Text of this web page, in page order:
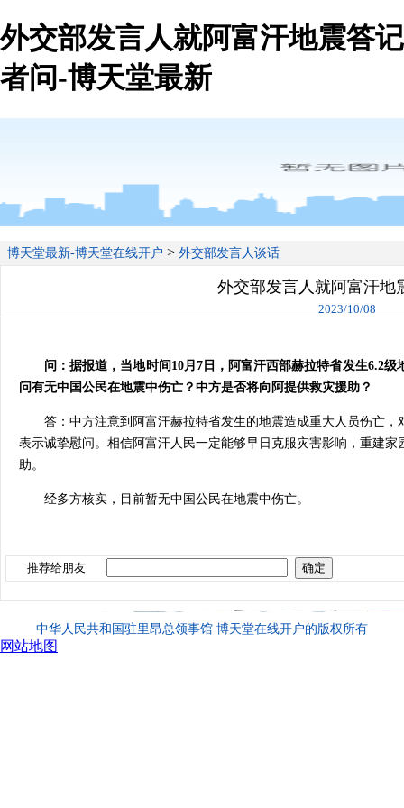
外交部发言人就阿富汗地震答记
者问-博天堂最新
博天堂最新-博天堂在线开户 > 外交部发言人谈话
外交部发言人就阿富汗地
2023/10/08
问：据报道，当地时间10月7日，阿富汗西部赫拉特省发生6.2
问有无中国公民在地震中伤亡？中方是否将向阿提供救灾援助？
答：中方注意到阿富汗赫拉特省发生的地震造成重大人员伤亡
表示诚挚慰问。相信阿富汗人民一定能够早日克服灾害影响，重建
助。
经多方核实，目前暂无中国公民在地震中伤亡。
推荐给朋友
中华人民共和国驻里昂总领事馆 博天堂在线开户的版权所有
网站地图